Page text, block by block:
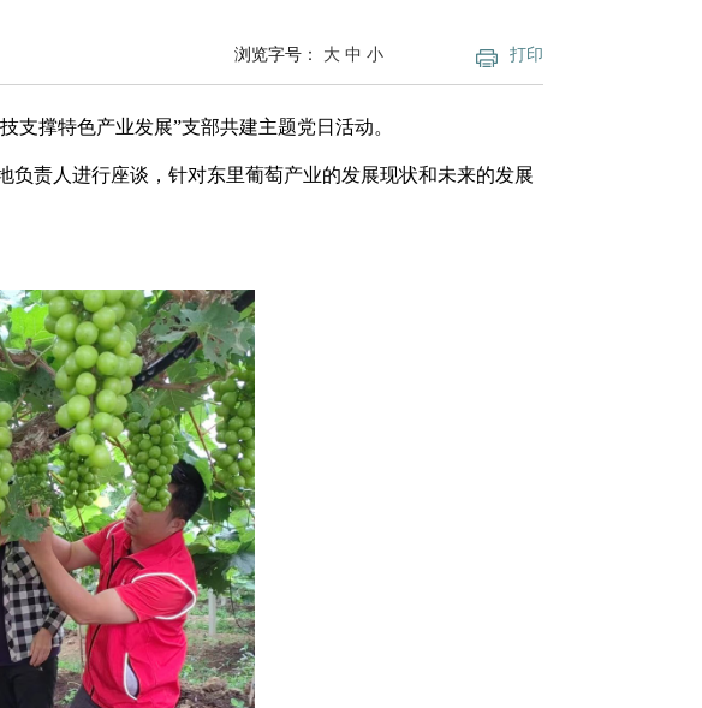
打印
浏览字号： 大 中 小
支撑特色产业发展”支部共建主题党日活动。
责人进行座谈，针对东里葡萄产业的发展现状和未来的发展